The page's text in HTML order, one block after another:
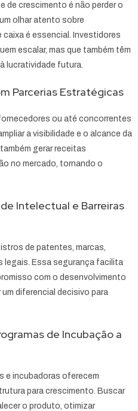
de crescimento é não perder o
olhar atento sobre
caixa é essencial. Investidores
escalar, mas que também têm
lucratividade futura.
Parcerias Estratégicas
ou até concorrentes
a visibilidade e o alcance da
gerar receitas
no mercado, tornando o
Intelectual e Barreiras
de patentes, marcas,
legais. Essa segurança facilita
com o desenvolvimento
diferencial decisivo para
de Incubação a
e incubadoras oferecem
para crescimento. Buscar
o produto, otimizar